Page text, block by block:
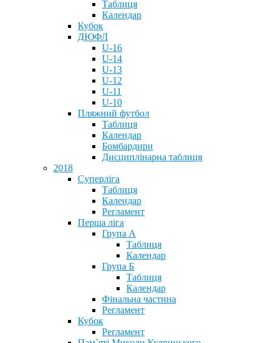
Таблиця
Календар
Кубок
ДЮФЛ
U-16
U-14
U-13
U-12
U-11
U-10
Пляжний футбол
Таблиця
Календар
Бомбардири
Дисциплінарна таблиця
2018
Суперліга
Таблиця
Календар
Регламент
Перша ліга
Група А
Таблиця
Календар
Група Б
Таблиця
Календар
Фінальна частина
Регламент
Кубок
Регламент